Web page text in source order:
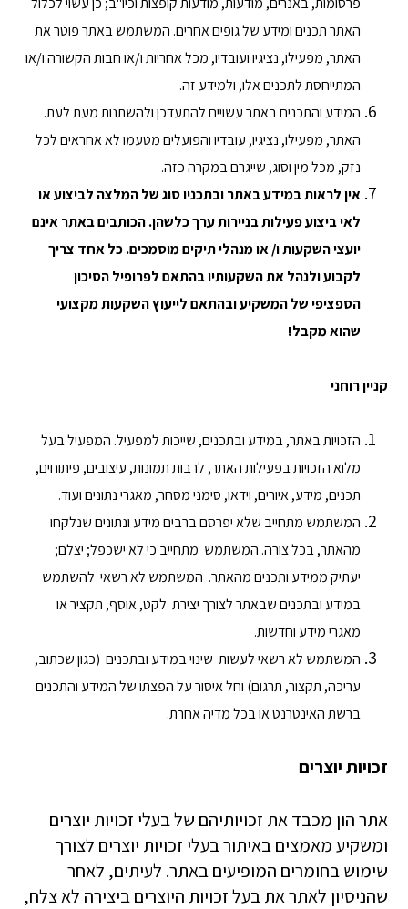
האתר תכנים ומידע של גופים אחרים. המשתמש באתר פוטר את
האתר, מפעילו, נציגיו ועובדיו, מכל אחריות ו/או חבות הקשורה ו/או
המתייחסת לתכנים אלו, ולמידע זה.
המידע והתכנים באתר עשויים להתעדכן ולהשתנות מעת לעת.
האתר, מפעילו, נציגיו, עובדיו והפועלים מטעמו לא אחראים לכל
נזק, מכל מין וסוג, שייגרם במקרה כזה.
אין לראות במידע באתר ובתכניו סוג של המלצה לביצוע או
לאי ביצוע פעילות בניירות ערך כלשהן. הכותבים באתר אינם
יועצי השקעות ו/ או מנהלי תיקים מוסמכים. כל אחד צריך
לקבוע ולנהל את השקעותיו בהתאם לפרופיל הסיכון
הספציפי של המשקיע ובהתאם לייעוץ השקעות מקצועי
שהוא מקבל!
קניין רוחני
הזכויות באתר, במידע ובתכנים, שייכות למפעיל. המפעיל בעל
מלוא הזכויות בפעילות האתר, לרבות תמונות, עיצובים, פיתוחים,
תכנים, מידע, איורים, וידאו, סימני מסחר, מאגרי נתונים ועוד.
המשתמש מתחייב שלא יפרסם ברבים מידע ונתונים שנלקחו
מהאתר, בכל צורה. המשתמש מתחייב כי לא ישכפל; יצלם;
יעתיק ממידע ותכנים מהאתר. המשתמש לא רשאי להשתמש
במידע ובתכנים שבאתר לצורך יצירת לקט, אוסף, תקציר או
מאגרי מידע וחדשות.
המשתמש לא רשאי לעשות שינוי במידע ובתכנים (כגון שכתוב,
עריכה, תקצור, תרגום) וחל איסור על הפצתו של המידע והתכנים
ברשת האינטרנט או בכל מדיה אחרת.
זכויות יוצרים
אתר הון מכבד את זכויותיהם של בעלי זכויות יוצרים
ומשקיע מאמצים באיתור בעלי זכויות יוצרים לצורך
שימוש בחומרים המופיעים באתר. לעיתים, לאחר
שהניסיון לאתר את בעל זכויות היוצרים ביצירה לא צלח,